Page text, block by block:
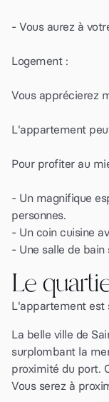
- Vous aurez à
Logement :
Vous apprécierez
L'appartement
Pour profiter au
- Un magnifique
personnes.
- Un coin cuisine
- Une salle de
Le
L'appartement est
La belle ville de
surplombant la
proximité du port.
Vous serez à